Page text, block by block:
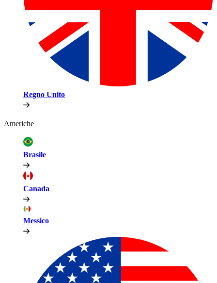
Regno Unito​​
Americhe​​
Brasile​​
Canada​​
Messico​​